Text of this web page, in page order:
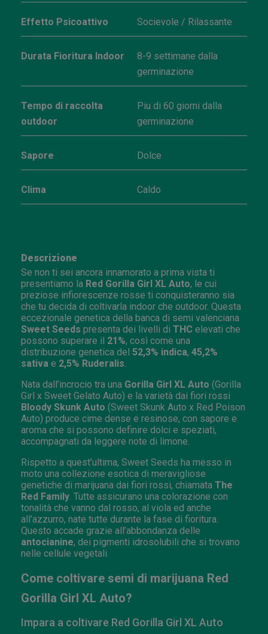
Effetto Psicoattivo Socievole / Rilassante
Durata Fioritura Indoor
8-9 settimane dalla
germinazione
Tempo di raccolta
outdoor
Piu di 60 giorni dalla
germinazione
Sapore Dolce
Clima Caldo
Descrizione
Se non ti sei ancora innamorato a prima vista ti
presentiamo la Red Gorilla Girl XL Auto, le cui
preziose infiorescenze rosse ti conquisteranno sia
che tu decida di coltivarla indoor che outdoor. Questa
eccezionale genetica della banca di semi valenciana
Sweet Seeds presenta dei livelli di THC elevati che
possono superare il 21%, così come una
distribuzione genetica del 52,3% indica, 45,2%
sativa e 2,5% Ruderalis
Nata dall’incrocio tra una Gorilla Girl XL Auto (Gorilla
Girl x Sweet Gelato Auto) e la varietà dai fiori rossi
Bloody Skunk Auto (Sweet Skunk Auto x Red Poison
Auto) produce cime dense e resinose, con sapore e
aroma che si possono definire dolci e speziati,
accompagnati da leggere note di limone.
Rispetto a quest’ultima, Sweet Seeds ha messo in
moto una collezione esotica di meravigliose
genetiche di marijuana dai fiori rossi, chiamata The
Red Family . Tutte assicurano una colorazione con
tonalità che vanno dal rosso, al viola ed anche
all’azzurro, nate tutte durante la fase di fioritura.
Questo accade grazie all’abbondanza delle
antocianine, dei pigmenti idrosolubili che si trovano
nelle cellule vegetali.
Come coltivare semi di marijuana Red
Gorilla Girl XL Auto?
Impara a coltivare Red Gorilla Girl XL Auto